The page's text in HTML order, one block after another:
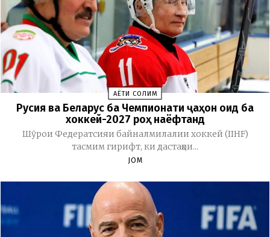
ҲАЁТИ СОЛИМ
Русия ва Беларус ба Чемпионати ҷаҳон оид ба
хоккей-2027 роҳ наёфтанд
Шӯрои Федератсияи байналмилалии хоккей (IIHF)
тасмим гирифт, ки дастаҳои...
JOM